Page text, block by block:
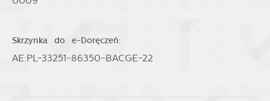
Skrzynka do e-Doręczeń:
AE:PL-33251-86350-BACGE-22